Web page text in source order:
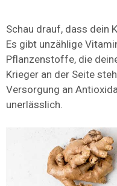
Schau drauf, dass dein
Es gibt unzählige
Pflanzenstoffe, die
Krieger an der Seite
Versorgung an
unerlässlich.